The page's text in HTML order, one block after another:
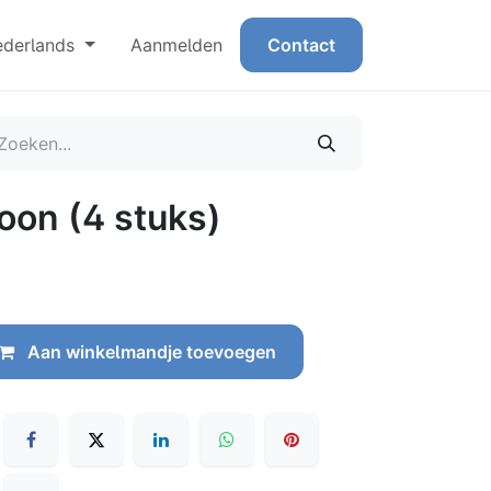
Aanmelden Contact
(4 stuks)
Aan winkelmandje toevoegen